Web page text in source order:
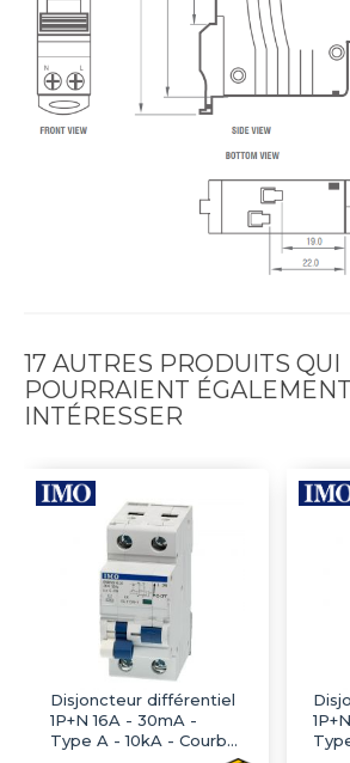
17 AUTRES PRODUITS QUI
POURRAIENT
INTÉRESSER
Disjoncteur différentiel
1P+N 16A - 30mA -
Type A - 10kA - Courbe
1P+N